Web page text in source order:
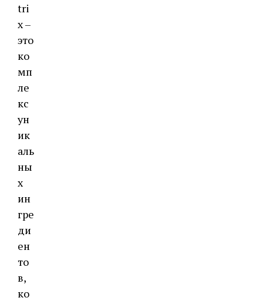
tri
x –
это
ко
мп
ле
кс
ун
ик
аль
ны
х
ин
гре
ди
ен
то
в,
ко